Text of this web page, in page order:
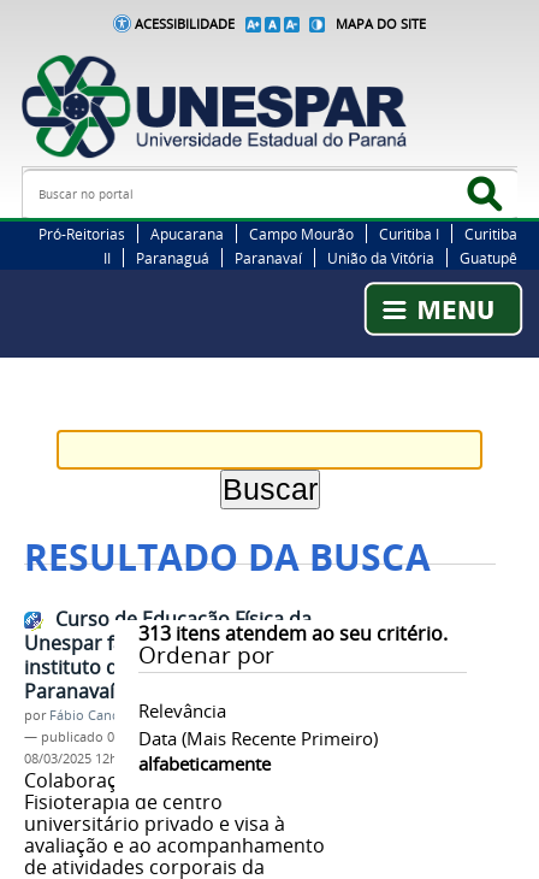
ACESSIBILIDADE MAPA DO SITE
Busca
Pró-Reitorias Apucarana Campo Mourão Curitiba I
Curitiba
II
Paranaguá Paranavaí União da Vitória Guatupê
RESULTADO DA BUSCA
313itens atendem ao seu critério.
Ordenar por
Relevância
Data (mais Recente Primeiro)
alfabeticamente
Curso de Educação Física da
Unespar faz parceria com
instituto de atenção a idosos de
Paranavaí
por Fábio Candido dos Santos
— publicado 07/03/2025 —última modificação
08/03/2025 12h30
Colaboração inclui colegiado de
Fisioterapia de centro
universitário privado e visa à
avaliação e ao acompanhamento
de atividades corporais da